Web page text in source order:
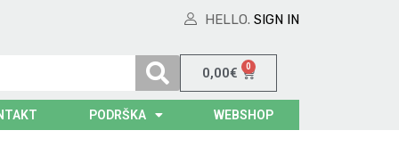
HELLO. SIGN IN
0,00€ 0
PODRŠKA WEBSHOP